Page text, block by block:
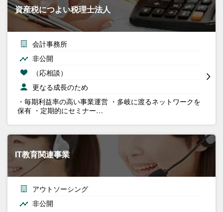
資産税につよい税理士法人
会計事務所
非公開
（応相談）
更なる成長のため
・毎期利益率の高い事業運営 ・多岐に渡るネットワークを
保有 ・定期的にセミナー…
IT教育関連事業
アウトソーシング
非公開